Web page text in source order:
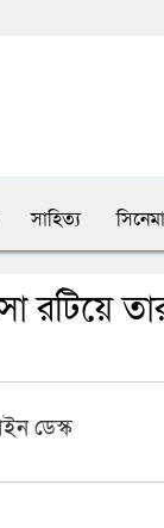
সাহিত্য সিনেমা
রটিয়ে
ডেস্ক